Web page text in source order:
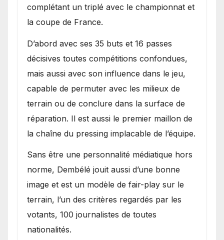
complétant un triplé avec le championnat et
la coupe de France.
D’abord avec ses 35 buts et 16 passes
décisives toutes compétitions confondues,
mais aussi avec son influence dans le jeu,
capable de permuter avec les milieux de
terrain ou de conclure dans la surface de
réparation. Il est aussi le premier maillon de
la chaîne du pressing implacable de l’équipe.
Sans être une personnalité médiatique hors
norme, Dembélé jouit aussi d’une bonne
image et est un modèle de fair-play sur le
terrain, l’un des critères regardés par les
votants, 100 journalistes de toutes
nationalités.